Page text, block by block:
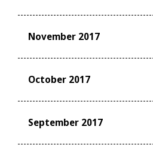
November 2017
October 2017
September 2017